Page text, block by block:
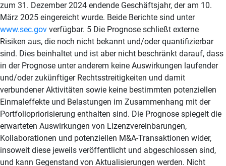
zum 31. Dezember 2024 endende Geschäftsjahr, der am 10.
März 2025 eingereicht wurde. Beide Berichte sind unter
www.sec.gov verfügbar. 5 Die Prognose schließt externe Risiken aus, die noch nicht bekannt und/oder quantifizierbar sind. Dies beinhaltet und ist aber nicht beschränkt darauf, dass in der Prognose unter anderem keine Auswirkungen laufender und/oder zukünftiger Rechtsstreitigkeiten und damit verbundener Aktivitäten sowie keine bestimmten potenziellen Einmaleffekte und Belastungen im Zusammenhang mit der Portfoliopriorisierung enthalten sind. Die Prognose spiegelt die erwarteten Auswirkungen von Lizenzvereinbarungen, Kollaborationen und potenziellen M&A-Transaktionen wider, insoweit diese jeweils veröffentlicht und abgeschlossen sind, und kann Gegenstand von Aktualisierungen werden. Nicht eingeschlossen ist die Auswirkung der angekündigten Transaktion zur Übernahme von CureVac, die noch nicht abgeschlossen ist. Das Unternehmen rechnet nicht damit, für das Geschäftsjahr 2025 einen positiven Nettogewinn zu erzielen. Diese Aussagen beruhen teilweise auf Annahmen und Einschätzungen, die das Unternehmen getroffen hat und die erheblichen Unsicherheiten unterliegen können. Obwohl der Ansatz des Unternehmens zur Umsatzrealisierung auf Fakten und Umständen basiert, die dem Unternehmen bekannt sind, sowie auf verschiedenen weiteren Annahmen, die unter den gegebenen Umständen als angemessen erachtet werden, wird dieser Ansatz fortlaufend überprüft und die tatsächlichen Ergebnisse könnten von den aktuellen Erwartungen abweichen. Operative Entwicklung des zweiten Quartals 2025, wichtige Ereignisse nach Ende des Berichtszeitraums und Ausblick auf das Jahr 2025 Variantenangepasster COVID-19-Impfstoff BioNTech und Pfizer haben bei der Europäischen Arzneimittel-Agentur (European Medicines Agency, „EMA“) sowie bei der US-amerikanischen Arzneimittelbehörde (Food and Drug Administration, „FDA“) Zulassungsanträge für ihren an LP.8.1 angepassten monovalenten COVID-19-Impfstoff für die Impfsaison 2025-2026 eingereicht. Im Juli wurde der an LP.8.1 angepasste monovalente COVID-19-Impfstoff von BioNTech und Pfizer von der Europäischen Kommission („EK“) zugelassen. Die Zulassung (Marketing Authorization) erfolgte nach positiver Beurteilung durch den Ausschuss für Humanarzneimittel (Committee for Medicinal Products for Human Use, „CHMP“) der Europäischen Arzneimittel-Agentur EMA im selben Monat. Der neue variantenangepasste COVID-19-Impfstoff wird ab August für die Auslieferung an die entsprechenden EU-Mitgliedstaaten bereitstehen. Ausgewählte Updates aus der Onkologie-Pipeline Innovative Immunmodulatoren und Kombinationen BNT327 , ist ein bispezifischer Antikörperkandidat, der PD-L1-Checkpoint-Inhibition mit der Neutralisierung von VEGF-A kombiniert. Aktuell läuft eine globale klinische Phase-3-Studie (ROSETTA Lung-01, NCT06712355 ), die BNT327 in Kombination mit einer Chemotherapie im Vergleich zu Atezolizumab plus Chemotherapie als Erstlinientherapie bei Patientinnen und Patienten mit unbehandeltem kleinzelligem Lungenkrebs im fortgeschrittenen Stadium (extensive-stage small cell lung cancer, „ES-SCLC“) untersucht. Eine globale Phase-2-Studie ( NCT06449209 ) zur Evaluierung von BNT327 in Kombination mit Chemotherapie bei bislang unbehandeltem kleinzelligen Lungenkrebs im fortgeschrittenen Stadium sowie bei Patientinnen und Patienten mit kleinzelligem Lungenkrebs, bei denen die Erkrankung nach einer Erst- oder Zweitlinientherapie weiter fortgeschritten ist, hat die Rekrutierung vollständig abgeschlossen. Die Studie befindet sich aktuell in der Behandlungsphase. Daten aus dieser klinischen Studie werden für das Jahr 2025 erwartet. Im Juni erhielt BNT327 von der US-amerikanischen Arzneimittelbehörde FDA den Orphan-Drug-Status für die Behandlung von kleinzelligem Lungenkrebs. Aktuell läuft eine globale Phase-2/3-Studie (ROSETTA Lung-02; NCT06712316 ), die BNT327 in Kombination mit einer Chemotherapie im Vergleich zu Pembrolizumab plus Chemotherapie zur Erstlinienbehandlung von Patientinnen und Patienten mit nicht-kleinzelligem Lungenkrebs („NSCLC“) untersucht. Eine globale Phase-2-Studie ( NCT06449222 ) zur Bewertung von BNT327 in Kombination mit Chemotherapie zur Erst- und Zweitlinienbehandlung von Patientinnen und Patienten mit lokal fortgeschrittenem/metastasiertem dreifach negativem Brustkrebs (triple-negative breast cancer, „TNBC“) läuft derzeit. Daten aus dieser Studie werden für das Jahr 2025 erwartet. Eine klinische Phase-3-Studie (ROSETTA Breast-01) mit Patientinnen und Patienten zur Erstlinienbehandlung von dreifach negativem Brustkrebs soll im Jahr 2025 starten. Im Juni wurden auf der Jahrestagung der American Society of Clinical Oncology („ASCO“) vorläufige Daten aus einer laufenden Phase-2-Studie ( NCT05918107 ) präsentiert, in der BNT327 in Kombination mit Chemotherapie zur Erstlinienbehandlung von Patientinnen und Patienten mit malignem Mesotheliom untersucht wird. Das maligne Mesotheliom ist eine seltene Krebsart, die sich im Gewebe entwickelt, das die Lunge oder den Bauchraum bedeckt. Die vorläufigen Daten zeigten Hinweise auf Anti-Tumor-Aktivität und ein kontrollierbares Sicherheitsprofil. Zwei Poster zu den laufenden Studien ROSETTA Lung-01 beziehungsweise ROSETTA Lung-02 wurden ebenfalls präsentiert. Im vergangenen Quartal initiierte BioNTech mehrere klinische Studien zur Signalfindung, um BNT327 in Kombination mit innovativen unternehmenseigenen Wirkstoffkandidaten zu untersuchen: Im Mai wurde der erste Patient in einer klinischen Phase-1/2-Studie ( NCT06827236 ) behandelt, in der BNT327 in Kombination mit dem gegen HER2 gerichteten Antikörper-Wirkstoff-Konjugat (antibody-drug conjugate, „ADC“)-Kandidaten BNT323/DB-1303 von BioNTech und Duality Biologics (Suzhou) Co. Ltd. („DualityBio”) bei Patientinnen und Patienten mit HR+ oder HR-, niedrigem, ultraniedrigem HER2 oder HER2-negativem metastasiertem Brustkrebs oder dreifach negativem Brustkrebs untersucht wird. Im Mai wurde der erste Patient im Rahmen einer klinischen Phase-1/2-Studie ( NCT06892548 ) behandelt, in der BNT327 in Kombination mit dem gegen B7-H3 gerichteten ADC-Kandidaten BNT324/DB1311 bei Patientinnen und Patienten mit fortgeschrittenem Lungenkrebs untersucht wird. Im Juli wurde der erste Patient in einer klinischen Phase-2-Studie ( NCT06953089 ) behandelt, in der BNT324/DB-1311 in Kombination mit BNT327 oder mit dem gegen TROP2 gerichteten ADC-Kandidaten BNT325/DB-1305 von BioNTech und DualityBio bei Patientinnen und Patienten mit fortgeschrittenen soliden Tumoren untersucht wird. Eine klinische Phase-1/2-Studie ( NCT07070232 ) zur Untersuchung von BNT327 in Kombination mit BioNTechs und MediLink Therapeutics („MediLink”) gegen HER3 gerichteten ADC-Kandidaten BNT326/YL202 und BNT326/YL202 als Monotherapie bei fortgeschrittenen soliden Tumoren soll voraussichtlich im Jahr 2025 starten. Eine klinische Phase-1/2-Studie ( NCT07079631 ) zur Untersuchung von BNT327 und/oder Chemotherapie in Kombination mit dem innovativen bispezifischen EpCAMx4-1BB-Antikörperkandidaten BNT314/GEN1059 von BioNTech und Genmab A/S („Genmab“) bei Patientinnen und Patienten mit fortgeschrittenem Dickdarmkrebs soll voraussichtlich im Jahr 2025 beginnen. Antikörper-Wirkstoff-Konjugate BNT323/DB-1303 (Trastuzumab Pamirtecan) ist ein gegen HER2 gerichteter ADC-Kandidat, der in Kollaboration mit DualityBio entwickelt wird. Eine klinische Phase-1/2-Studie ( NCT05150691 ) zur Untersuchung von BNT323/DB-1303 bei Patientinnen und Patienten mit fortgeschrittenen HER2-exprimierenden Tumoren wird derzeit durchgeführt. Eine potenziell zulassungsrelevante Kohorte, in der Patientinnen mit rezidivierendem Gebärmutterkrebs und HER-Expression (IHC3+, 2+, 1+ oder ISH-positiv) untersucht werden, läuft derzeit. Daten sollen auf einer medizinischen Konferenz im Jahr 2026 präsentiert werden. Der Beginn einer globalen Phase-3-Studie ( NCT06340568 ) zur Untersuchung von BNT323/DB-1303 bei Patientinnen mit fortgeschrittenem Endometriumkarzinom (Krebserkrankung der Gebärmutterschleimhaut) ist für das Jahr 2025 geplant. BNT324/DB-1311 ist ein gegen B7H3 gerichteter ADC-Kandidat, der in Kollaboration mit DualityBio entwickelt wird. Im Juni wurden auf der ASCO-Jahrestagung 2025 vorläufige Daten aus der laufenden klinischen Phase-1/2-Studie ( NCT05914116 ) zur Evaluierung von BNT324/DB-1311 bei Patientinnen und Patienten mit fortgeschrittenen soliden Tumoren vorgestellt. Bei 73 stark vorbehandelten Patienten mit kastrationsresistentem Prostatakarzinom (castration-resistant prostate cancer, „CRPC“) zeigte BNT324/DB-1311 ein kontrollierbares Sicherheitsprofil und eine ermutigende vorläufige klinische Aktivität. mRNA-Krebsimmuntherapien BNT116 basiert auf BioNTechs unternehmenseigener, off-the-shelf FixVac-Plattform. Der Kandidat zielt darauf ab, eine Immunantwort gegen sechs tumor-assoziierte Antigene auszulösen, die bei nicht-kleinzelligem Lungenkrebs häufig vorkommen. In Zusammenarbeit mit Regeneron Pharmaceuticals Inc. („Regeneron“) wird eine klinische Phase-1-Studie (LuCa-MERIT-1, NCT05142189 ) durchgeführt, um BNT116 als Monotherapie sowie in verschiedenen Kombinationen – darunter mit Chemotherapie, Cemiplimab und einigen von BioNTechs unternehmenseigenen Wirkstoffkandidaten – bei Patientinnen und Patienten mit nicht-kleinzelligem Lungenkrebs in verschiedenen Behandlungslinien und klinischen Anwendungsbereichen zu untersuchen. Im Mai wurde der erste Patient in einer neuen Kohorte der klinischen Phase-1-Studie LuCa-MERIT-1 behandelt, um BNT116 in Kombination mit BNT324/DB-1311 zu untersuchen. Daten aus einer Kohorte der klinischen LuCa-MERIT-1-Studie, in der BNT116 in Kombination mit Cemiplimab bei Patientinnen und Patienten mit nicht-kleinzelligem Lungenkrebs untersucht wird, die zuvor eine Chemoradiotherapie erhalten haben, werden als Mini-Oral-Präsentation auf der World Conference on Lung Cancer („WCLC“) 2025 vorgestellt, die vom 6. bis 9. September 2025 in Barcelona stattfindet. Geschäftsentwicklungen im zweiten Quartal 2025 Im Juni haben BioNTech und BMS eine Vereinbarung geschlossen, di